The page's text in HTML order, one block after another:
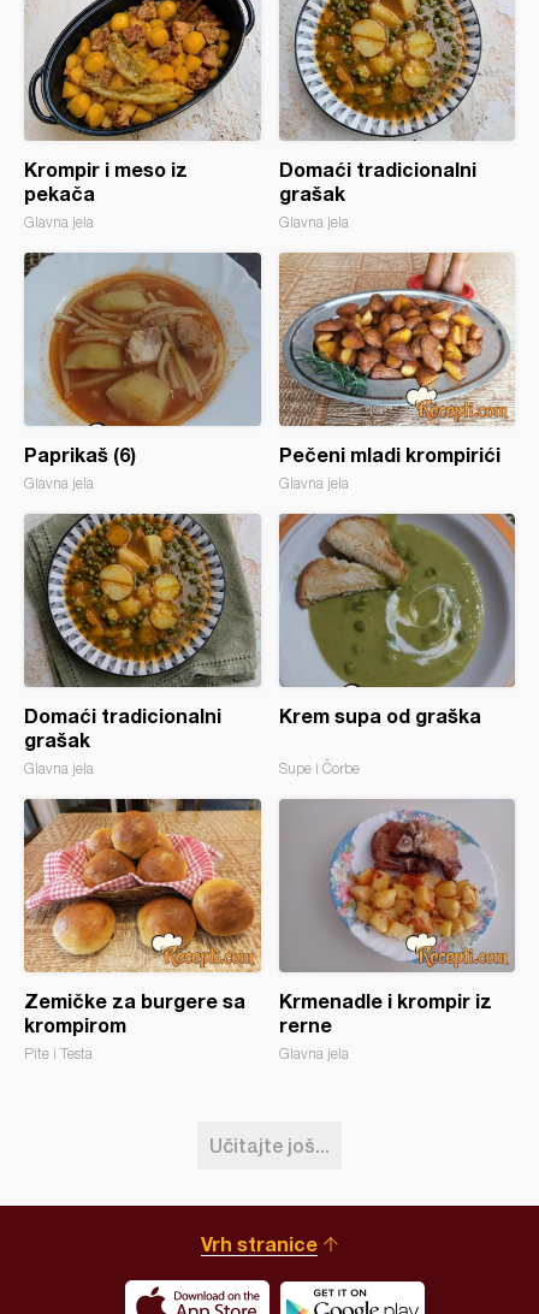
Krompir i meso iz
pekača
Glavna jela
Domaći tradicionalni
grašak
Glavna jela
Paprikaš (6)
Glavna jela
Pečeni mladi krompirići
Glavna jela
Domaći tradicionalni
grašak
Glavna jela
Krem supa od graška
Supe i Čorbe
Zemičke za burgere sa
krompirom
Pite i Testa
Krmenadle i krompir iz
rerne
Glavna jela
Učitajte još...
Vrh stranice